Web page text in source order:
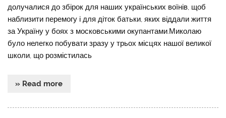
долучалися до збірок для наших українських воїнів, щоб
наблизити перемогу і для діток батьки, яких віддали життя
за Україну у боях з московськими окупантами.Миколаю
було нелегко побувати зразу у трьох місцях нашої великої
школи, що розмістилась
» Read more